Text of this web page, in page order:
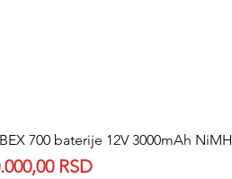
700 baterije 12V 3000mAh NiMH
RSD